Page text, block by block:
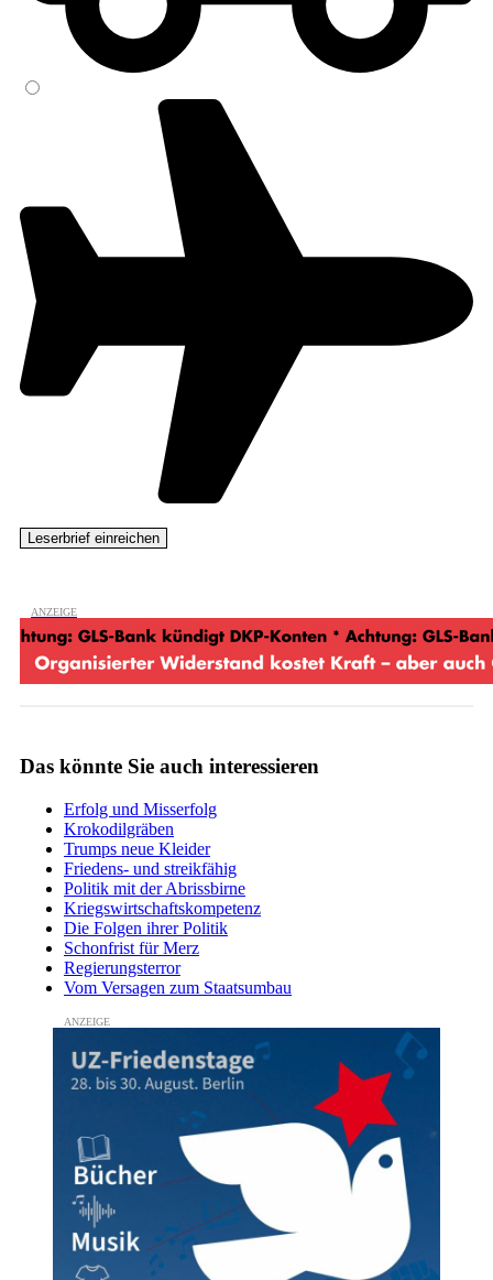
Das könnte Sie auch interessieren
Erfolg und Misserfolg
Krokodilgräben
Trumps neue Kleider
Friedens- und streikfähig
Politik mit der Abrissbirne
Kriegswirtschaftskompetenz
Die Folgen ihrer Politik
Schonfrist für Merz
Regierungsterror
Vom Versagen zum Staatsumbau